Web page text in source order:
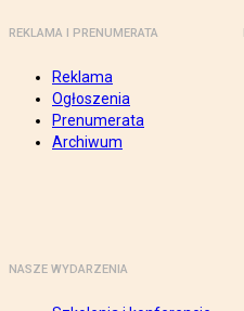
REKLAMA I PRENUMERATA
Reklama
Ogłoszenia
Prenumerata
Archiwum
NASZE WYDARZENIA